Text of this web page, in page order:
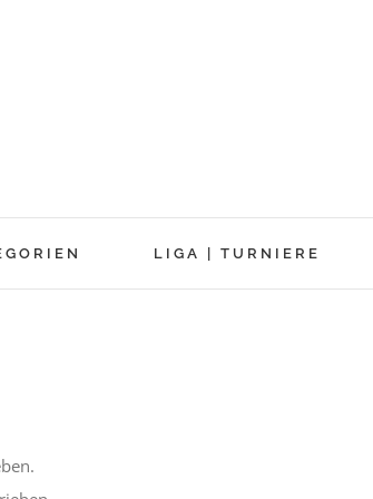
LIGA | TURNIERE